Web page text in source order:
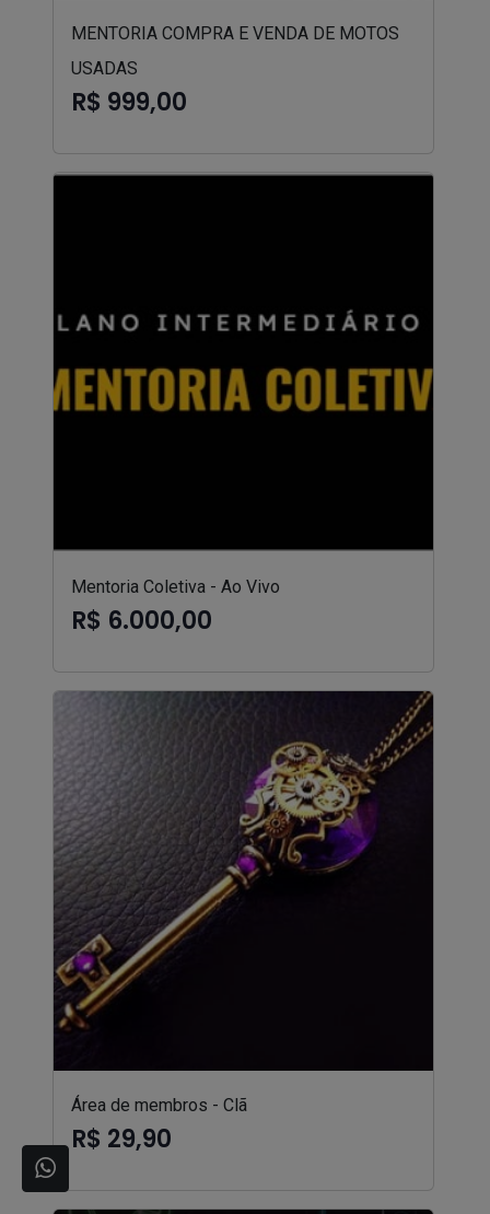
MENTORIA COMPRA E VENDA DE MOTOS
USADAS
R$ 999,00
Mentoria Coletiva - Ao Vivo
R$ 6.000,00
Área de membros - Clã
R$ 29,90